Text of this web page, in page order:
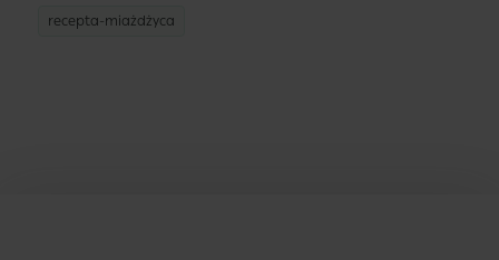
recepta-miażdżyca